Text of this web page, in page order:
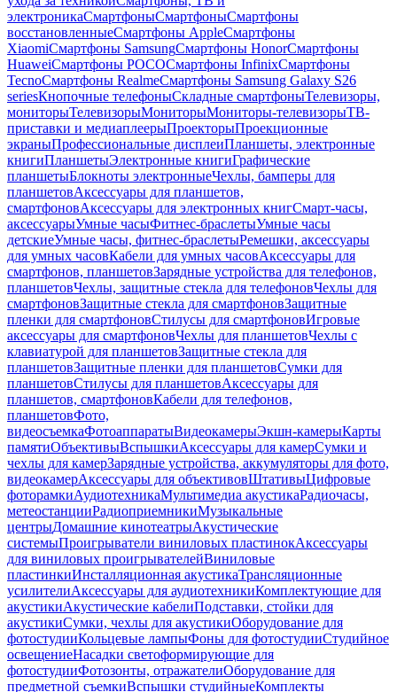
электроникаСмартфоныСмартфоныСмартфоны
восстановленныеСмартфоны AppleСмартфоны
XiaomiСмартфоны SamsungСмартфоны HonorСмартфоны
HuaweiСмартфоны POCOСмартфоны InfinixСмартфоны
TecnoСмартфоны RealmeСмартфоны Samsung Galaxy S26
seriesКнопочные телефоныСкладные смартфоныТелевизоры,
мониторыТелевизорыМониторыМониторы-телевизорыТВ-
приставки и медиаплеерыПроекторыПроекционные
экраныПрофессиональные дисплеиПланшеты, электронные
книгиПланшетыЭлектронные книгиГрафические
планшетыБлокноты электронныеЧехлы, бамперы для
планшетовАксессуары для планшетов,
смартфоновАксессуары для электронных книгСмарт-часы,
аксессуарыУмные часыФитнес-браслетыУмные часы
детскиеУмные часы, фитнес-браслетыРемешки, аксессуары
для умных часовКабели для умных часовАксессуары для
смартфонов, планшетовЗарядные устройства для телефонов,
планшетовЧехлы, защитные стекла для телефоновЧехлы для
смартфоновЗащитные стекла для смартфоновЗащитные
пленки для смартфоновСтилусы для смартфоновИгровые
аксессуары для смартфоновЧехлы для планшетовЧехлы с
клавиатурой для планшетовЗащитные стекла для
планшетовЗащитные пленки для планшетовСумки для
планшетовСтилусы для планшетовАксессуары для
планшетов, смартфоновКабели для телефонов,
планшетовФото,
видеосъемкаФотоаппаратыВидеокамерыЭкшн-камерыКарты
памятиОбъективыВспышкиАксессуары для камерСумки и
чехлы для камерЗарядные устройства, аккумуляторы для фото,
видеокамерАксессуары для объективовШтативыЦифровые
фоторамкиАудиотехникаМультимедиа акустикаРадиочасы,
метеостанцииРадиоприемникиМузыкальные
центрыДомашние кинотеатрыАкустические
системыПроигрыватели виниловых пластинокАксессуары
для виниловых проигрывателейВиниловые
пластинкиИнсталляционная акустикаТрансляционные
усилителиАксессуары для аудиотехникиКомплектующие для
акустикиАкустические кабелиПодставки, стойки для
акустикиСумки, чехлы для акустикиОборудование для
фотостудииКольцевые лампыФоны для фотостудииСтудийное
освещениеНасадки светоформирующие для
фотостудииФотозонты, отражателиОборудование для
предметной съемкиВспышки студийныеКомплекты